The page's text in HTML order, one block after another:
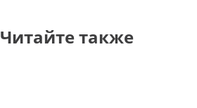
Читайте также